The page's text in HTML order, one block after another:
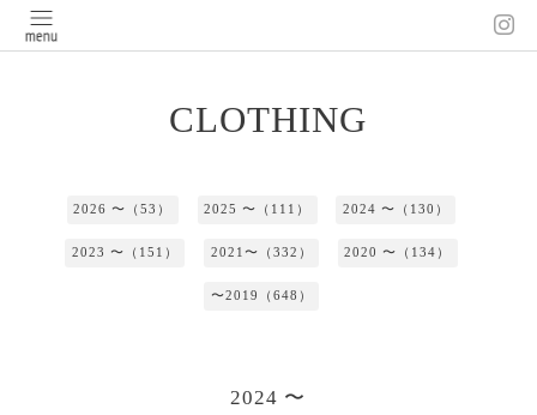
CLOTHING
2026 〜（53） 2025 〜（111） 2024 〜（130）
2023 〜（151） 2021〜（332） 2020 〜（134）
〜2019（648）
2024 〜